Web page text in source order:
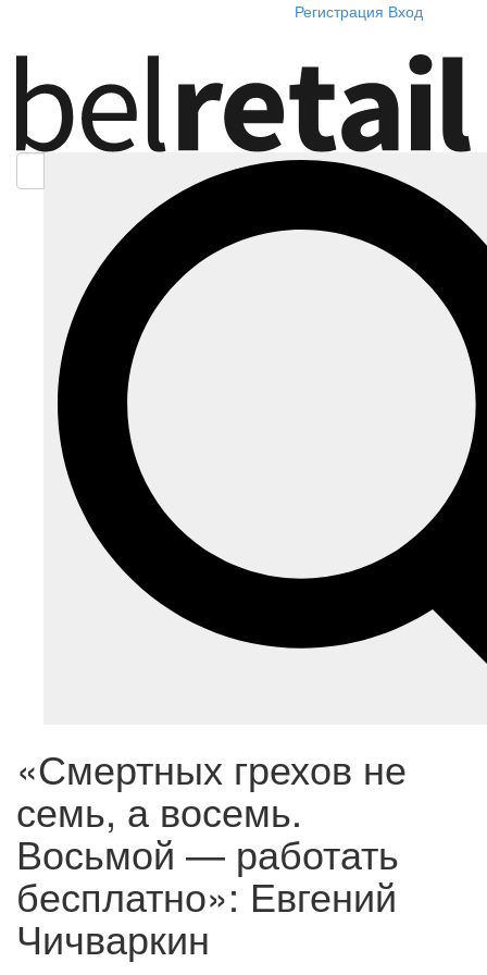
Регистрация Вход
«Смертных грехов не
семь, а восемь.
Восьмой — работать
бесплатно»: Евгений
Чичваркин